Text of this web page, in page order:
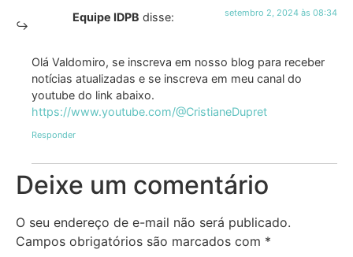
Equipe IDPB disse: setembro 2, 2024 às 08:34
Olá Valdomiro, se inscreva em nosso blog para receber
notícias atualizadas e se inscreva em meu canal do
youtube do link abaixo.
https://www.youtube.com/@CristianeDupret
Responder
Deixe um comentário
O seu endereço de e-mail não será publicado.
Campos obrigatórios são marcados com *